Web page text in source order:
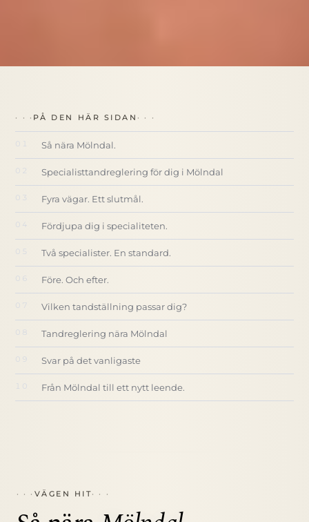
PÅ DEN HÄR SIDAN
Så nära Mölndal.
Specialisttandreglering för dig i Mölndal
Fyra vägar. Ett slutmål.
Fördjupa dig i specialiteten.
Två specialister. En standard.
Före. Och efter.
Vilken tandställning passar dig?
Tandreglering nära Mölndal
Svar på det vanligaste
Från Mölndal till ett nytt leende.
VÄGEN HIT